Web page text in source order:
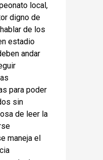
local,
digno de
de los
estadio
andar
para poder
sin
de leer la
maneja el